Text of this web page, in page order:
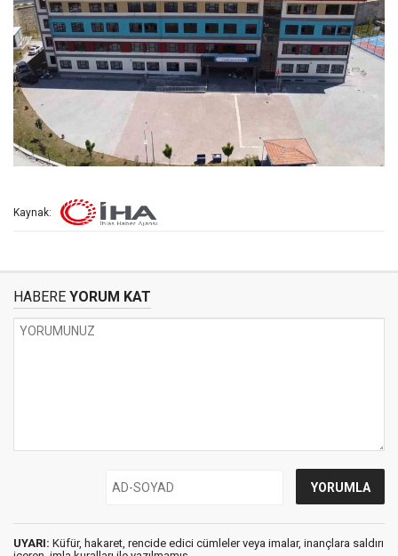
Kaynak:
HABERE YORUM KAT
UYARI: Küfür, hakaret, rencide edici cümleler veya imalar, inançlara saldırı